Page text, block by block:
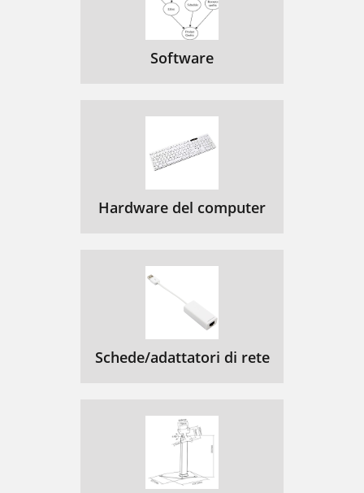
Software
Hardware del computer
Schede/adattatori di rete